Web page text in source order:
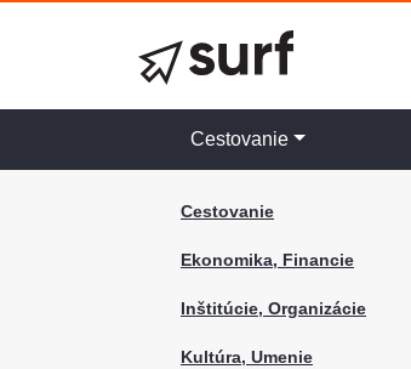
Cestovanie
Cestovanie
Ekonomika, Financie
Inštitúcie, Organizácie
Kultúra, Umenie